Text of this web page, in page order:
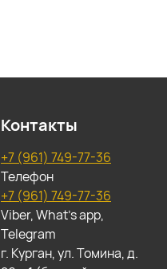
Контакты
+7 (961) 749-77-36
Телефон
+7 (961) 749-77-36
Viber, What's app,
Telegram
г. Курган, ул. Томина, д.